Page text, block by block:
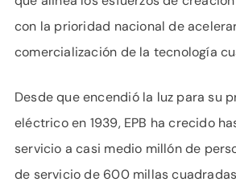
con la prioridad nacional de
comercialización de la tecnología
Desde que encendió la luz para su
eléctrico en 1939, EPB ha crecido
servicio a casi medio millón de
de servicio de 600 millas